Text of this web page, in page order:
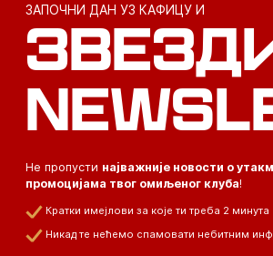
ЗАПОЧНИ ДАН УЗ КАФИЦУ И
Не пропусти најважније новости о
промоцијама твог омиљеног клуба!
Кратки имејлови за које ти треба 2 минута
Никад те нећемо спамовати небитним